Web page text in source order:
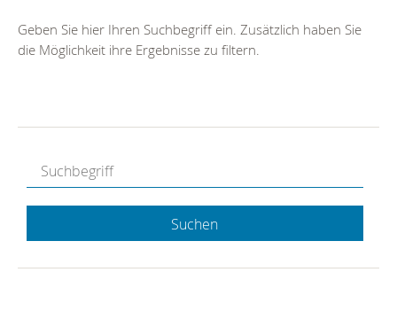
Geben Sie hier Ihren Suchbegriff ein. Zusätzlich haben Sie
die Möglichkeit ihre Ergebnisse zu filtern.
Suchen